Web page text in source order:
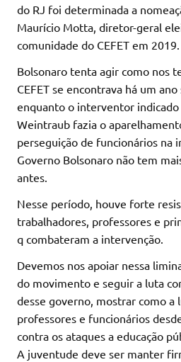
do RJ foi determinada a
Maurício Motta, diretor-geral
comunidade do CEFET em 2019.
Bolsonaro tenta agir como nos
CEFET se encontrava há um
enquanto o interventor
Weintraub fazia o
perseguição de funcionários na
Governo Bolsonaro não tem
antes.
Nesse período, houve forte
trabalhadores, professores e
q combateram a intervenção.
Devemos nos apoiar nessa
do movimento e seguir a luta
desse governo, mostrar como a
professores e funcionários
contra os ataques a educação
A juventude deve ser manter